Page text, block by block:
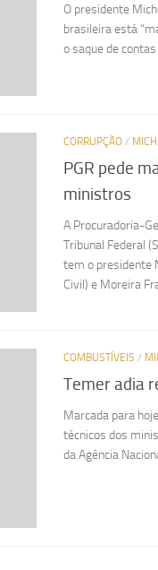
O presidente
brasileira está
o saque de
CORRUPÇÃO /
PGR pede
ministros
A Procuradoria-
Tribunal Federal
tem o presidente
Civil) e Moreira
COMBUSTÍVEIS /
Temer adia
Marcada para
técnicos dos
da Agência